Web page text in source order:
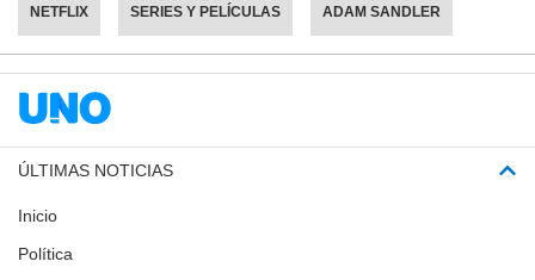
NETFLIX SERIES Y PELÍCULAS ADAM SANDLER
ÚLTIMAS NOTICIAS
Inicio
Política